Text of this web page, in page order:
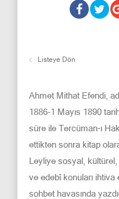
Listeye Dön
Ahmet Mithat Efendi,
1886-1 Mayıs 1890
süre ile Tercüman-ı
ettikten sonra kitap
Leyliye sosyal,
ve edebî konuları
sohbet havasında